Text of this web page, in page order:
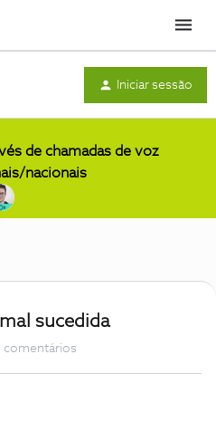
Menu
Iniciar sessão
de chamadas de voz
nacionais
sucedida
comentários